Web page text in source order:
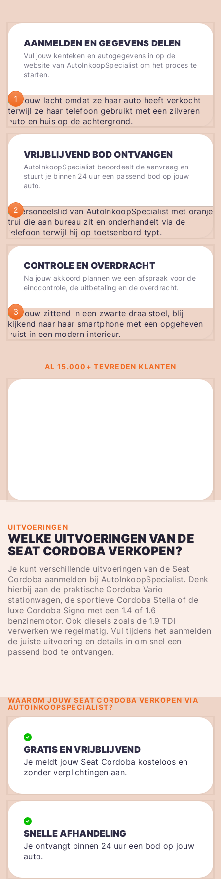
AANMELDEN EN GEGEVENS DELEN
Vul jouw kenteken en autogegevens in op de
website van AutoInkoopSpecialist om het proces te
starten.
1
VRIJBLIJVEND BOD ONTVANGEN
AutoInkoopSpecialist beoordeelt de aanvraag en
stuurt je binnen 24 uur een passend bod op jouw
auto.
2
CONTROLE EN OVERDRACHT
Na jouw akkoord plannen we een afspraak voor de
eindcontrole, de uitbetaling en de overdracht.
3
AL 15.000+ TEVREDEN KLANTEN
UITVOERINGEN
WELKE UITVOERINGEN VAN DE
SEAT CORDOBA VERKOPEN?
Je kunt verschillende uitvoeringen van de Seat
Cordoba aanmelden bij AutoInkoopSpecialist. Denk
hierbij aan de praktische Cordoba Vario
stationwagen, de sportieve Cordoba Stella of de
luxe Cordoba Signo met een 1.4 of 1.6
benzinemotor. Ook diesels zoals de 1.9 TDI
verwerken we regelmatig. Vul tijdens het aanmelden
de juiste uitvoering en details in om snel een
passend bod te ontvangen.
WAAROM JOUW SEAT CORDOBA VERKOPEN VIA
AUTOINKOOPSPECIALIST?
GRATIS EN VRIJBLIJVEND
Je meldt jouw Seat Cordoba kosteloos en
zonder verplichtingen aan.
SNELLE AFHANDELING
Je ontvangt binnen 24 uur een bod op jouw
auto.